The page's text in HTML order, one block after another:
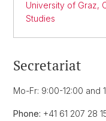
University of Graz,
Studies
Secretariat
Mo-Fr: 9:00-12:00 and
Phone: +41 61 207 28